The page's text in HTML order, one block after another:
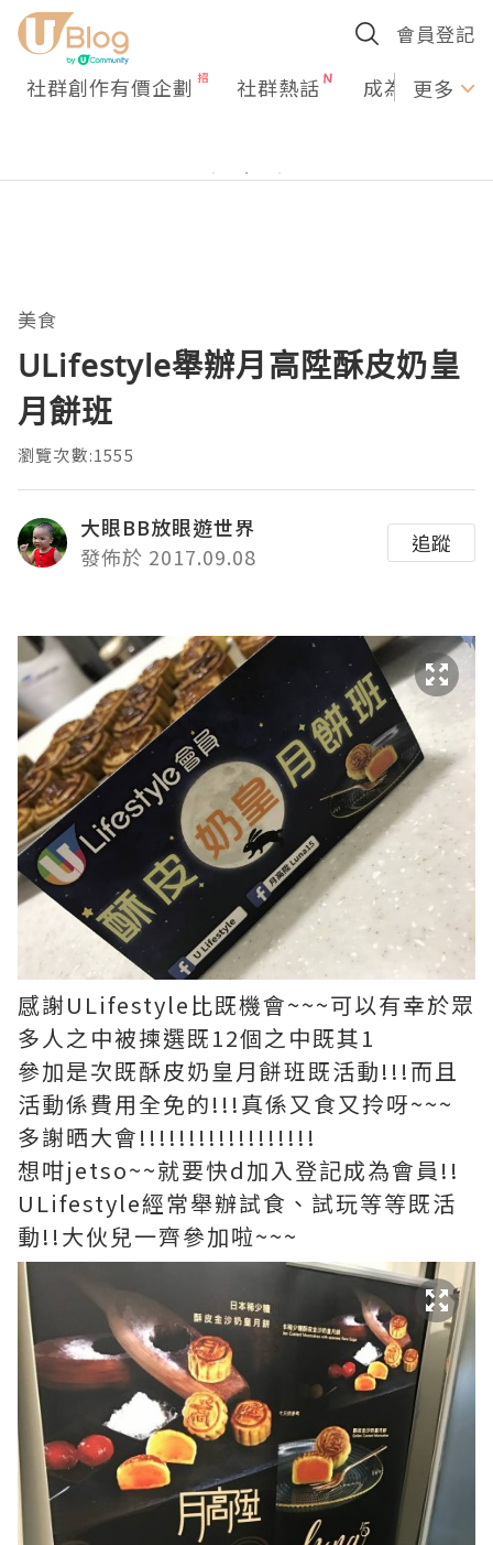
會員登記
社群創作有價企劃 社群熱話 成為U更多
美食
ULifestyle舉辦月高陞酥皮奶皇
月餅班
瀏覽次數:1555
大眼BB放眼遊世界
發佈於 2017.09.08
追蹤
感謝ULifestyle比既機會~~~可以有幸於眾
多人之中被揀選既12個之中既其1
參加是次既酥皮奶皇月餅班既活動!!!而且
活動係費用全免的!!!真係又食又拎呀~~~
多謝晒大會!!!!!!!!!!!!!!!!!!
想咁jetso~~就要快d加入登記成為會員!!
ULifestyle經常舉辦試食、試玩等等既活
動!!大伙兒一齊參加啦~~~